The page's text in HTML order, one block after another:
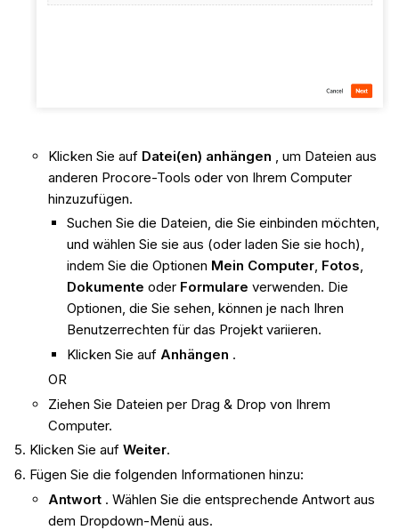
Klicken Sie auf Datei(en) anhängen
, um Dateien aus
anderen Procore-Tools oder von Ihrem Computer
hinzuzufügen.
Suchen Sie die Dateien, die Sie einbinden möchten,
und wählen Sie sie aus (oder laden Sie sie hoch),
indem Sie die Optionen Mein Computer, Fotos,
Dokumente oder Formulare verwenden. Die
Optionen, die Sie sehen, können je nach Ihren
Benutzerrechten für das Projekt variieren.
Klicken Sie auf Anhängen .
OR
Ziehen Sie Dateien per Drag & Drop von Ihrem
Computer.
Klicken Sie auf Weiter.
Fügen Sie die folgenden Informationen hinzu:
Antwort. Wählen Sie die entsprechende Antwort aus
dem Dropdown-Menü aus.